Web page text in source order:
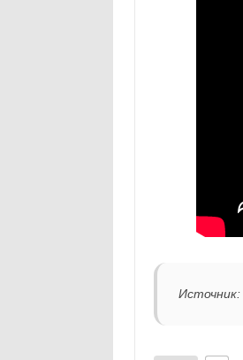
Источник: